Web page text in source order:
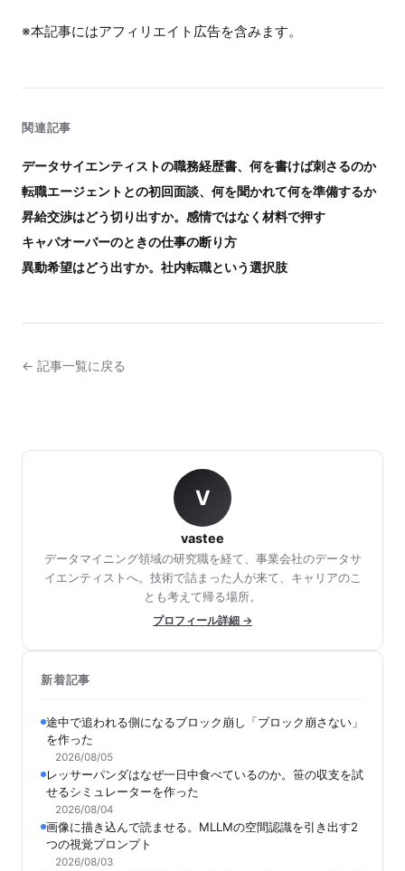
※本記事にはアフィリエイト広告を含みます。
関連記事
データサイエンティストの職務経歴書、何を書けば刺さるのか
転職エージェントとの初回面談、何を聞かれて何を準備するか
昇給交渉はどう切り出すか。感情ではなく材料で押す
キャパオーバーのときの仕事の断り方
異動希望はどう出すか。社内転職という選択肢
← 記事一覧に戻る
V
vastee
データマイニング領域の研究職を経て、事業会社のデータサ
イエンティストへ。技術で詰まった人が来て、キャリアのこ
とも考えて帰る場所。
プロフィール詳細 →
新着記事
途中で追われる側になるブロック崩し「ブロック崩さない」
を作った
2026/08/05
レッサーパンダはなぜ一日中食べているのか。笹の収支を試
せるシミュレーターを作った
2026/08/04
画像に描き込んで読ませる。MLLMの空間認識を引き出す2
つの視覚プロンプト
2026/08/03